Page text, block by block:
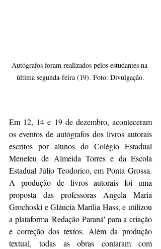
Autógrafos foram realizados pelos estudantes na
última segunda-feira (19). Foto: Divulgação.
Em 12, 14 e 19 de dezembro, aconteceram
os eventos de autógrafos dos livros autorais
escritos por alunos do Colégio Estadual
Meneleu de Almeida Torres e da Escola
Estadual Júlio Teodorico, em Ponta Grossa.
A produção de livros autorais foi uma
proposta das professoras Angela Maria
Grochoski e Gláucia Marília Hass, e utilizou
a plataforma 'Redação Paraná' para a criação
e correção dos textos. Além da produção
textual, todas as obras contaram com